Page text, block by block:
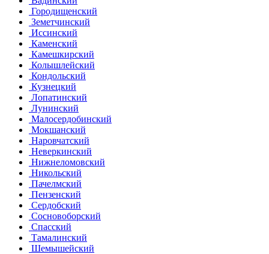
Городищенский
Земетчинский
Иссинский
Каменский
Камешкирский
Колышлейский
Кондольский
Кузнецкий
Лопатинский
Лунинский
Малосердобинский
Мокшанский
Наровчатский
Неверкинский
Нижнеломовский
Никольский
Пачелмский
Пензенский
Сердобский
Сосновоборский
Спасский
Тамалинский
Шемышейский